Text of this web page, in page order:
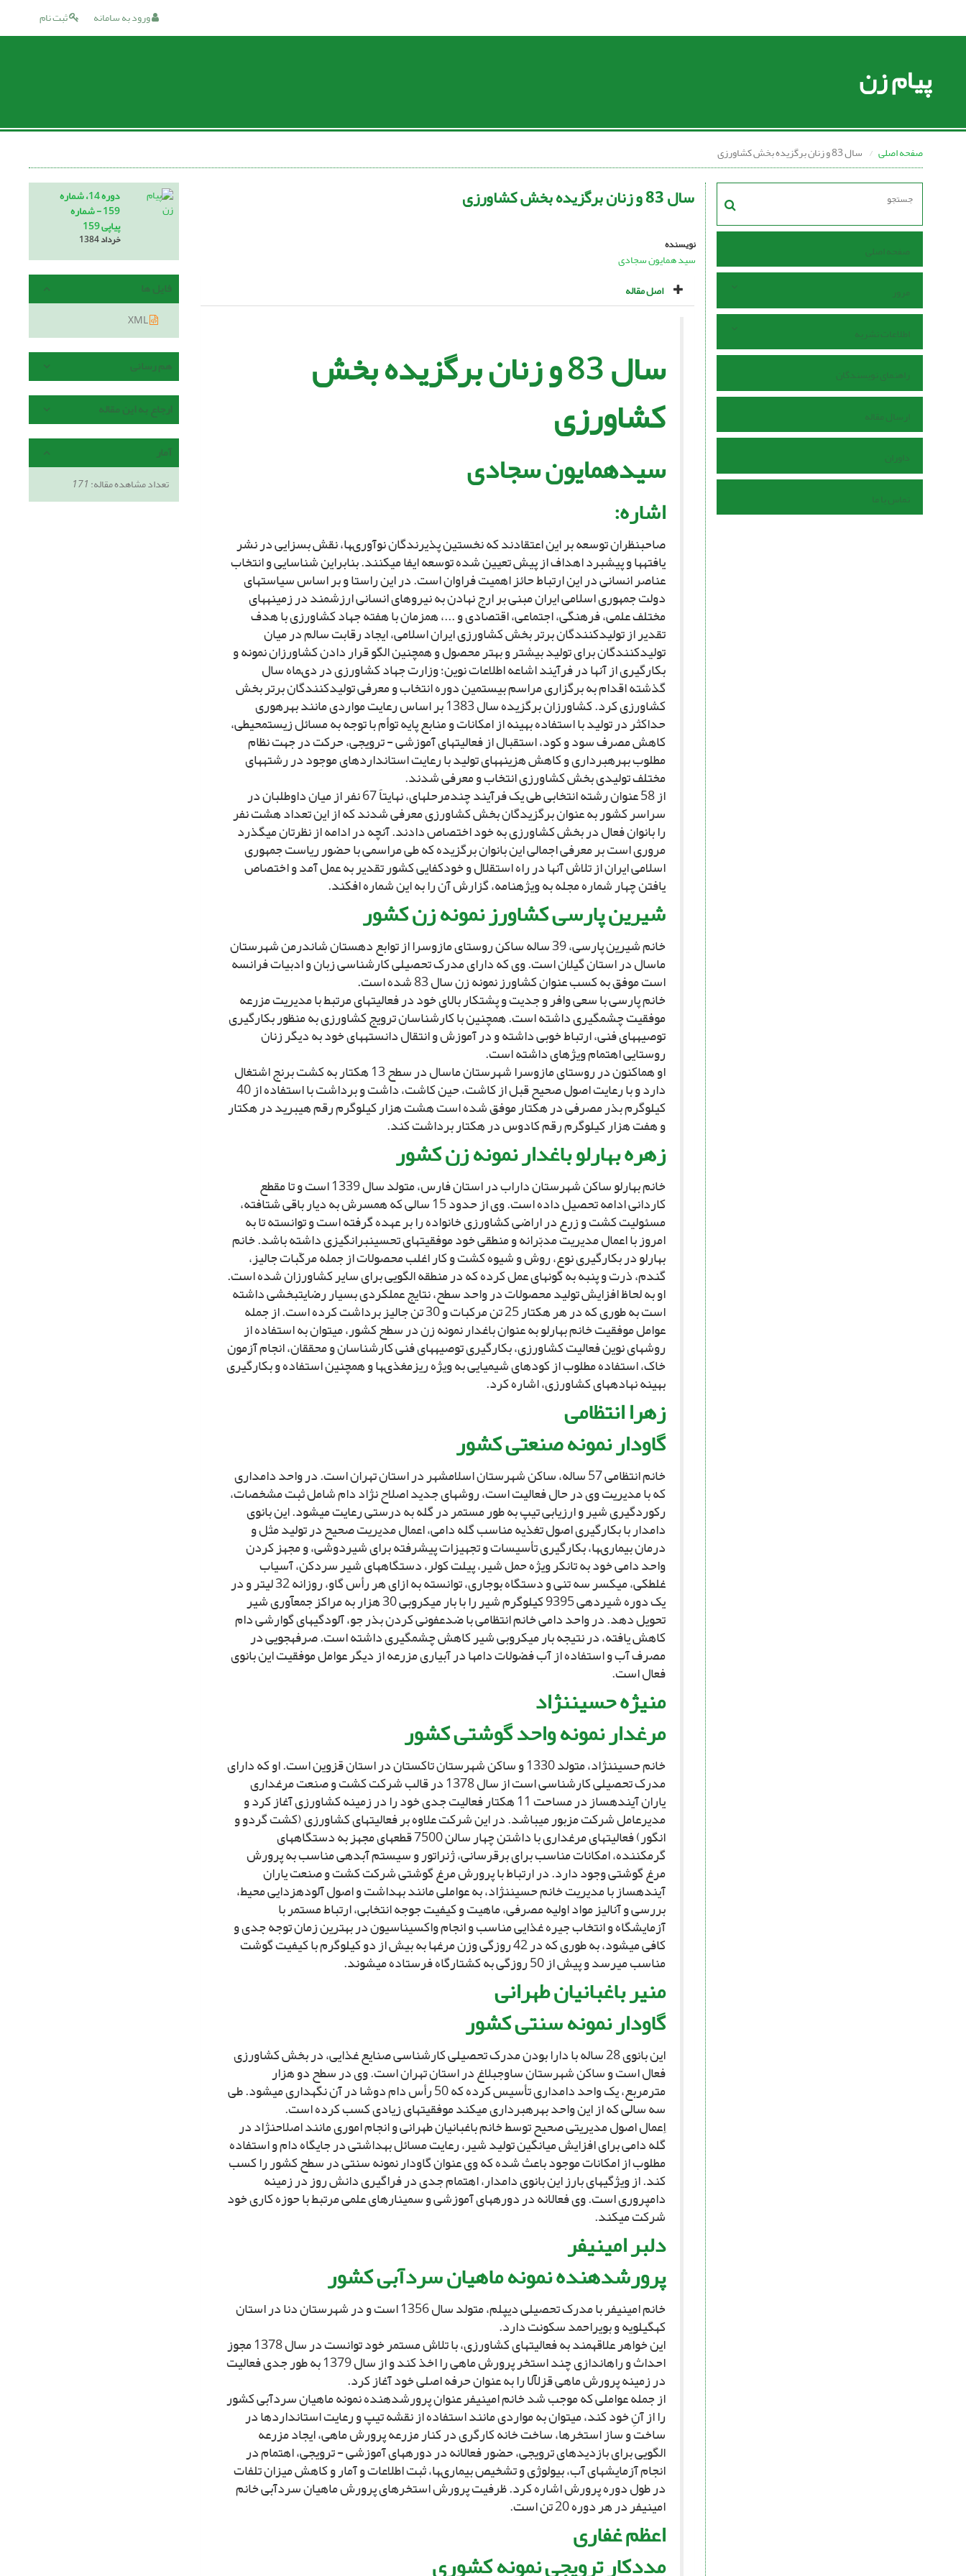
ثبت نام ورود به سامانه
پیام زن
صفحه اصلی سال 83 و زنان برگزیده بخش کشاورزى
صفحه اصلی
مرور
اطلاعات نشریه
راهنمای نویسندگان
ارسال مقاله
داوران
تماس با ما
سال 83 و زنان برگزیده بخش کشاورزى
نویسنده
سید همایون سجادی
اصل مقاله
سال 83 و زنان برگزیده بخش
کشاورزى‏
سیدهمایون سجادى‏
اشاره:
صاحب‏نظران توسعه بر این اعتقادند که نخستین پذیرندگان نوآورى‏ها، نقش بسزایى در نشر
یافته‏ها و پیشبرد اهداف از پیش تعیین شده توسعه ایفا مى‏کنند. بنابراین شناسایى و انتخاب
عناصر انسانى در این ارتباط حائز اهمیت فراوان است. در این راستا و بر اساس سیاست‏هاى
دولت جمهورى اسلامى ایران مبنى بر ارج نهادن به نیروهاى انسانى ارزشمند در زمینه‏هاى
مختلف علمى، فرهنگى، اجتماعى، اقتصادى و ...، همزمان با هفته جهاد کشاورزى با هدف
تقدیر از تولیدکنندگان برتر بخش کشاورزى ایران اسلامى، ایجاد رقابت سالم در میان
تولیدکنندگان براى تولید بیشتر و بهتر محصول و همچنین الگو قرار دادن کشاورزان نمونه و
بکارگیرى از آنها در فرآیند اشاعه اطلاعات نوین؛ وزارت جهاد کشاورزى در دى‏ماه سال
گذشته اقدام به برگزارى مراسم بیستمین دوره انتخاب و معرفى تولیدکنندگان برتر بخش
کشاورزى کرد. کشاورزان برگزیده سال 1383 بر اساس رعایت مواردى مانند بهره‏ورى
حداکثر در تولید با استفاده بهینه از امکانات و منابع پایه توأم با توجه به مسائل زیست‏محیطى،
کاهش مصرف سود و کود، استقبال از فعالیت‏هاى آموزشى - ترویجى، حرکت در جهت نظام
مطلوب بهره‏بردارى و کاهش هزینه‏هاى تولید با رعایت استانداردهاى موجود در رشته‏هاى
مختلف تولیدى بخش کشاورزى انتخاب و معرفى شدند.
از 58 عنوان رشته انتخابى طى یک فرآیند چندمرحله‏اى، نهایتاً 67 نفر از میان داوطلبان در
سراسر کشور به عنوان برگزیدگان بخش کشاورزى معرفى شدند که از این تعداد هشت نفر
را بانوان فعال در بخش کشاورزى به خود اختصاص دادند. آنچه در ادامه از نظرتان مى‏گذرد
مرورى است بر معرفى اجمالى این بانوان برگزیده که طى مراسمى با حضور ریاست جمهورى
اسلامى ایران از تلاش آنها در راه استقلال و خودکفایى کشور تقدیر به عمل آمد و اختصاص
یافتن چهار شماره مجله به ویژه‏نامه، گزارش آن را به این شماره افکند.
شیرین پارسى کشاورز نمونه زن کشور
خانم شیرین پارسى، 39 ساله ساکن روستاى مازوسرا از توابع دهستان شاندرمن شهرستان
ماسال در استان گیلان است. وى که داراى مدرک تحصیلى کارشناسى زبان و ادبیات فرانسه
است موفق به کسب عنوان کشاورز نمونه زن سال 83 شده است.
خانم پارسى با سعى وافر و جدیت و پشتکار بالاى خود در فعالیت‏هاى مرتبط با مدیریت مزرعه
موفقیت چشمگیرى داشته است. همچنین با کارشناسان ترویج کشاورزى به منظور بکارگیرى
توصیه‏هاى فنى، ارتباط خوبى داشته و در آموزش و انتقال دانسته‏هاى خود به دیگر زنان
روستایى اهتمام ویژه‏اى داشته است.
او هم‏اکنون در روستاى مازوسرا شهرستان ماسال در سطح 13 هکتار به کشت برنج اشتغال
دارد و با رعایت اصول صحیح قبل از کاشت، حین کاشت، داشت و برداشت با استفاده از 40
کیلوگرم بذر مصرفى در هکتار موفق شده است هشت هزار کیلوگرم رقم هیبرید در هکتار
و هفت هزار کیلوگرم رقم کادوس در هکتار برداشت کند.
زهره بهارلو باغدار نمونه زن کشور
خانم بهارلو ساکن شهرستان داراب در استان فارس، متولد سال 1339 است و تا مقطع
کاردانى ادامه تحصیل داده است. وى از حدود 15 سالى که همسرش به دیار باقى شتافته،
مسئولیت کشت و زرع در اراضى کشاورزى خانواده را بر عهده گرفته است و توانسته تا به
امروز با اعمال مدیریت مدبّرانه و منطقى خود موفقیت‏هاى تحسین‏برانگیزى داشته باشد. خانم
بهارلو در بکارگیرى نوع، روش و شیوه کشت و کار اغلب محصولات از جمله مرکّبات جالیز،
گندم، ذرت و پنبه به گونه‏اى عمل کرده که در منطقه الگویى براى سایر کشاورزان شده است.
او به لحاظ افزایش تولید محصولات در واحد سطح، نتایج عملکردى بسیار رضایت‏بخشى داشته
است به طورى که در هر هکتار 25 تن مرکبات و 30 تن جالیز برداشت کرده است. از جمله
عوامل موفقیت خانم بهارلو به عنوان باغدار نمونه زن در سطح کشور، مى‏توان به استفاده از
روش‏هاى نوین فعالیت کشاورزى، بکارگیرى توصیه‏هاى فنى کارشناسان و محققان، انجام آزمون
خاک، استفاده مطلوب از کودهاى شیمیایى به ویژه ریزمغذى‏ها و همچنین استفاده و بکارگیرى
بهینه نهاده‏هاى کشاورزى، اشاره کرد.
زهرا انتظامى‏
گاودار نمونه صنعتى کشور
خانم انتظامى 57 ساله، ساکن شهرستان اسلامشهر در استان تهران است. در واحد دامدارى
که با مدیریت وى در حال فعالیت است، روش‏هاى جدید اصلاح نژاد دام شامل ثبت مشخصات،
رکوردگیرى شیر و ارزیابى تیپ به طور مستمر در گله به درستى رعایت مى‏شود. این بانوى
دامدار با بکارگیرى اصول تغذیه مناسب گله دامى، اعمال مدیریت صحیح در تولید مثل و
درمان بیمارى‏ها، بکارگیرى تأسیسات و تجهیزات پیشرفته براى شیردوشى، و مجهز کردن
واحد دامى خود به تانکر ویژه حمل شیر، پیلت کولر، دستگاههاى شیر سردکن، آسیاب
غلطکى، میکسر سه تنى و دستگاه بوجارى، توانسته به ازاى هر رأس گاو، روزانه 32 لیتر و در
یک دوره شیردهى 9395 کیلوگرم شیر را با بار میکروبى 30 هزار به مراکز جمع‏آورى شیر
تحویل دهد. در واحد دامى خانم انتظامى با ضدعفونى کردن بذر جو، آلودگى‏هاى گوارشى دام
کاهش یافته، در نتیجه بار میکروبى شیر کاهش چشمگیرى داشته است. صرفه‏جویى در
مصرف آب و استفاده از آب فضولات دام‏ها در آبیارى مزرعه از دیگر عوامل موفقیت این بانوى
فعال است.
منیژه حسین‏نژاد
مرغدار نمونه واحد گوشتى کشور
خانم حسین‏نژاد، متولد 1330 و ساکن شهرستان تاکستان در استان قزوین است. او که داراى
مدرک تحصیلى کارشناسى است از سال 1378 در قالب شرکت کشت و صنعت مرغدارى
یاران آینده‏ساز در مساحت 11 هکتار فعالیت جدى خود را در زمینه کشاورزى آغاز کرد و
مدیرعامل شرکت مزبور مى‏باشد. در این شرکت علاوه بر فعالیت‏هاى کشاورزى (کشت گردو و
انگور) فعالیت‏هاى مرغدارى با داشتن چهار سالن 7500 قطعه‏اى مجهز به دستگاههاى
گرم‏کننده، امکانات مناسب براى برق‏رسانى، ژنراتور و سیستم آب‏دهى مناسب به پرورش
مرغ گوشتى وجود دارد. در ارتباط با پرورش مرغ گوشتى شرکت کشت و صنعت یاران
آینده‏ساز با مدیریت خانم حسین‏نژاد، به عواملى مانند بهداشت و اصول آلوده‏زدایى محیط،
بررسى و آنالیز مواد اولیه مصرفى، ماهیت و کیفیت جوجه انتخابى، ارتباط مستمر با
آزمایشگاه و انتخاب جیره غذایى مناسب و انجام واکسیناسیون در بهترین زمان توجه جدى و
کافى مى‏شود، به طورى که در 42 روزگى وزن مرغ‏ها به بیش از دو کیلوگرم با کیفیت گوشت
مناسب مى‏رسد و پیش از 50 روزگى به کشتارگاه فرستاده مى‏شوند.
منیر باغبانیان طهرانى‏
گاودار نمونه سنتى کشور
این بانوى 28 ساله با دارا بودن مدرک تحصیلى کارشناسى صنایع غذایى، در بخش کشاورزى
فعال است و ساکن شهرستان ساوجبلاغ در استان تهران است. وى در سطح دو هزار
مترمربع، یک واحد دامدارى تأسیس کرده که 50 رأس دام دوشا در آن نگهدارى مى‏شود. طى
سه سالى که از این واحد بهره‏بردارى مى‏کند موفقیت‏هاى زیادى کسب کرده است.
اِعمال اصول مدیریتى صحیح توسط خانم باغبانیان طهرانى و انجام امورى مانند اصلاح‏نژاد در
گله دامى براى افزایش میانگین تولید شیر، رعایت مسائل بهداشتى در جایگاه دام و استفاده
مطلوب از امکانات موجود باعث شده که وى عنوان گاودار نمونه سنتى در سطح کشور را کسب
کند. از ویژگى‏هاى بارز این بانوى دامدار، اهتمام جدى در فراگیرى دانش روز در زمینه
دامپرورى است. وى فعالانه در دوره‏هاى آموزشى و سمینارهاى علمى مرتبط با حوزه کارى خود
شرکت مى‏کند.
دلبر امینى‏فر
پرورش‏دهنده نمونه ماهیان سردآبى کشور
خانم امینى‏فر با مدرک تحصیلى دیپلم، متولد سال 1356 است و در شهرستان دنا در استان
کهگیلویه و بویراحمد سکونت دارد.
این خواهر علاقه‏مند به فعالیت‏هاى کشاورزى، با تلاش مستمر خود توانست در سال 1378 مجوز
احداث و راه‏اندازى چند استخر پرورش ماهى را اخذ کند و از سال 1379 به طور جدى فعالیت
در زمینه پرورش ماهى قزل‏آلا را به عنوان حرفه اصلى خود آغاز کرد.
از جمله عواملى که موجب شد خانم امینى‏فر عنوان پرورش‏دهنده نمونه ماهیان سردآبى کشور
را از آنِ خود کند، مى‏توان به مواردى مانند استفاده از نقشه تیپ و رعایت استانداردها در
ساخت و ساز استخرها، ساخت خانه کارگرى در کنار مزرعه پرورش ماهى، ایجاد مزرعه
الگویى براى بازدیدهاى ترویجى، حضور فعالانه در دوره‏هاى آموزشى - ترویجى، اهتمام در
انجام آزمایش‏هاى آب، بیولوژى و تشخیص بیمارى‏ها، ثبت اطلاعات و آمار و کاهش میزان تلفات
در طول دوره پرورش اشاره کرد. ظرفیت پرورش استخرهاى پرورش ماهیان سردآبى خانم
امینى‏فر در هر دوره 20 تن است.
اعظم غفارى‏
مددکار ترویجى نمونه کشورى‏
دوره 14، شماره
159 - شماره
پیاپی 159
خرداد 1384
فایل ها
XML
هم رسانی
ارجاع به این مقاله
آمار
تعداد مشاهده مقاله:171